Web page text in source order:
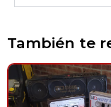
También te